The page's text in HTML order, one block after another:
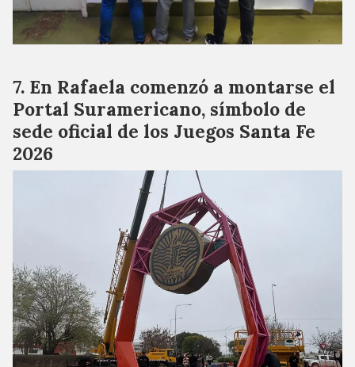
En Rafaela comenzó a montarse el
Portal Suramericano, símbolo de
sede oficial de los Juegos Santa Fe
2026